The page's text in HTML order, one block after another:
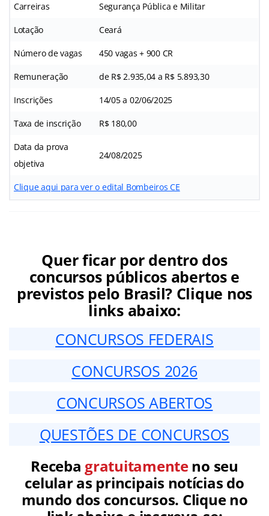
Carreiras Segurança Pública e Militar
Lotação Ceará
Número de vagas 450 vagas + 900 CR
Remuneração de R$ 2.935,04 a R$ 5.893,30
Inscrições 14/05 a 02/06/2025
Taxa de inscrição R$ 180,00
Data da prova
objetiva
24/08/2025
Clique aqui para ver o edital Bombeiros CE
Quer ficar por dentro dos
concursos públicos abertos e
previstos pelo Brasil? Clique nos
links abaixo:
CONCURSOS FEDERAIS
CONCURSOS 2026
CONCURSOS ABERTOS
QUESTÕES DE CONCURSOS
Receba gratuitamenteno seu
celular as principais notícias do
mundo dos concursos. Clique no